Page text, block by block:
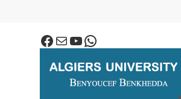
Facebook
E-mailYouTube
WhatsApp